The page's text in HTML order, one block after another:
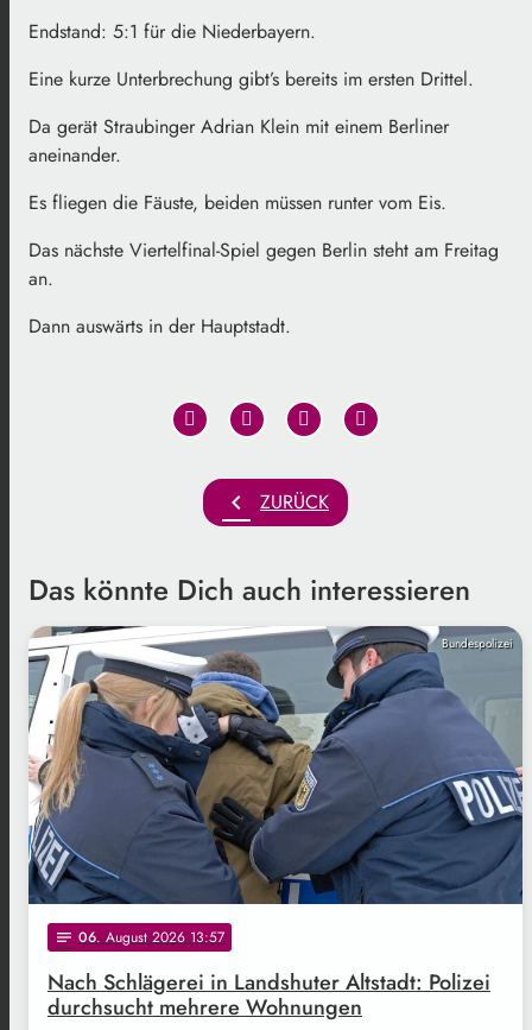
Endstand: 5:1 für die Niederbayern.
Eine kurze Unterbrechung gibt’s bereits im ersten Drittel.
Da gerät Straubinger Adrian Klein mit einem Berliner
aneinander.
Es fliegen die Fäuste, beiden müssen runter vom Eis.
Das nächste Viertelfinal-Spiel gegen Berlin steht am Freitag
an.
Dann auswärts in der Hauptstadt.
chevron_left ZURÜCK
Das könnte Dich auch interessieren
Bundespolizei
notes 06. August 2026 13:57
Nach Schlägerei in Landshuter Altstadt: Polizei
durchsucht mehrere Wohnungen